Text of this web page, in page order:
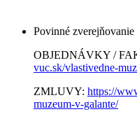
Povinné zverejňovanie
OBJEDNÁVKY /
vuc.sk/vlastivedne-
ZMLUVY: https://
muzeum-v-galante/